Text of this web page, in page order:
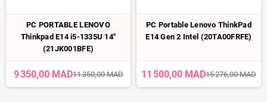
PC PORTABLE LENOVO
Thinkpad E14 i5-1335U 14"
(21JK001BFE)
9 350,00 MAD11 350,00 MAD
PC Portable Lenovo ThinkPad
E14 Gen 2 Intel (20TA00FRFE)
11 500,00 MAD15 276,00 MAD